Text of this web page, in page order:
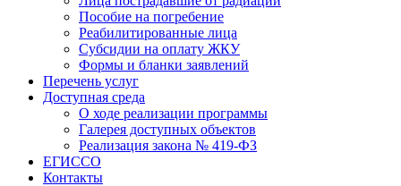
Пособие на погребение
Реабилитированные лица
Субсидии на оплату ЖКУ
Формы и бланки заявлений
Перечень услуг
Доступная среда
О ходе реализации программы
Галерея доступных объектов
Реализация закона № 419-ФЗ
ЕГИСCО
Контакты